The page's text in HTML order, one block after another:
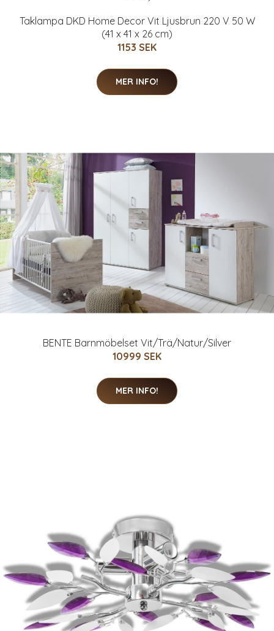
Taklampa DKD Home Decor Vit Ljusbrun 220 V 50 W
(41 x 41 x 26 cm)
1153 SEK
MER INFO!
BENTE Barnmöbelset Vit/Trä/Natur/Silver
10999 SEK
MER INFO!